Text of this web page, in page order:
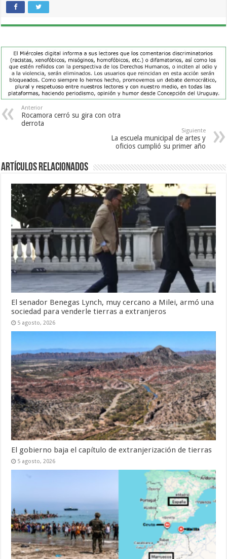
Anterior
Rocamora cerró su gira con otra
derrota
Siguiente
La escuela municipal de artes y
oficios cumplió su primer año
Artículos Relacionados
El senador Benegas Lynch, muy cercano a Milei, armó una
sociedad para venderle tierras a extranjeros
5 agosto, 2026
El gobierno baja el capítulo de extranjerización de tierras
5 agosto, 2026